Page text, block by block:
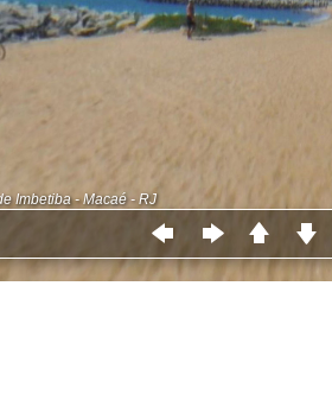
Imbetiba - Macaé - RJ